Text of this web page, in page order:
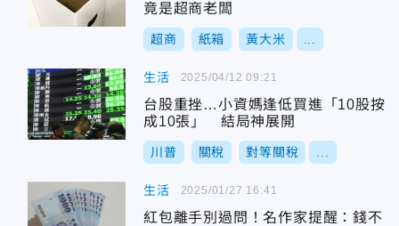
竟是超商老闆
超商 紙箱 黃大米
生活
台股重挫…小資媽逢低買進「10股按
成10張」 結局神展開
川普 關稅 對等關稅
2025/04/12 09:21
生活
紅包離手別過問！名作家提醒：錢不
2025/01/27 16:41